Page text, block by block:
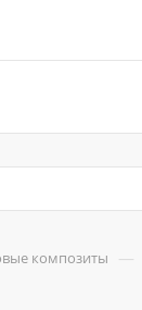
композиты —